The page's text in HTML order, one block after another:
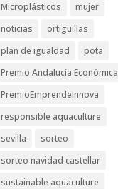
Microplásticos
mujer
noticias
ortiguillas
plan de igualdad
pota
Premio Andalucía Económica
PremioEmprendeInnova
responsible aquaculture
sevilla
sorteo
sorteo navidad castellar
sustainable aquaculture